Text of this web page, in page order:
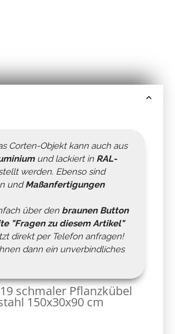
Corten-Objekt kann auch aus
und lackiert in RAL-
werden. Ebenso sind
undMaßanfertigungen
über den braunen Button
"Fragen zu diesem Artikel"
direkt per Telefon anfragen!
dann ein unverbindliches
19 schmaler Pflanzkübel
150x30x90 cm